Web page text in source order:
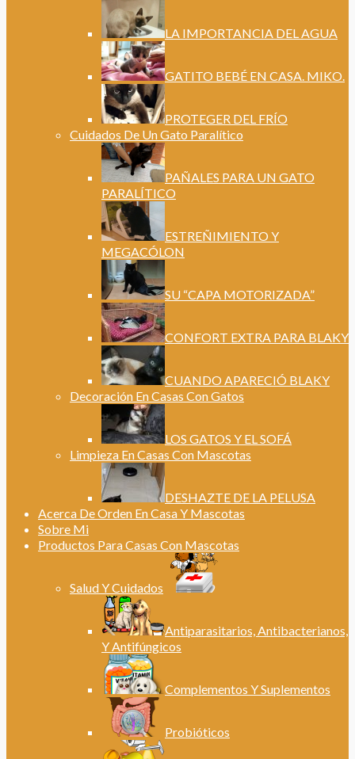
LA IMPORTANCIA DEL AGUA
GATITO BEBÉ EN CASA. MIKO.
PROTEGER DEL FRÍO
Cuidados De Un Gato Paralítico
PAÑALES PARA UN GATO
PARALÍTICO
ESTREÑIMIENTO Y
MEGACÓLON
SU “CAPA MOTORIZADA”
CONFORT EXTRA PARA BLAKY
CUANDO APARECIÓ BLAKY
Decoración En Casas Con Gatos
LOS GATOS Y EL SOFÁ
Limpieza En Casas Con Mascotas
DESHAZTE DE LA PELUSA
Acerca De Orden En Casa Y Mascotas
Sobre Mi
Productos Para Casas Con Mascotas
Salud Y Cuidados
Antiparasitarios, Antibacterianos,
Y Antifúngicos
Complementos Y Suplementos
Probióticos